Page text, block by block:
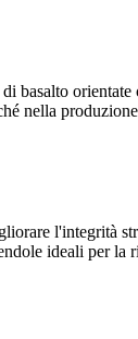
basalto
nella
l'integrità
ideali per